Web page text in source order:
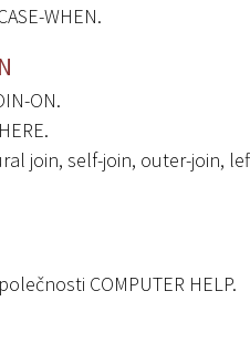
WHEN.
ON.
join, self-join, outer-join,
COMPUTER HELP.